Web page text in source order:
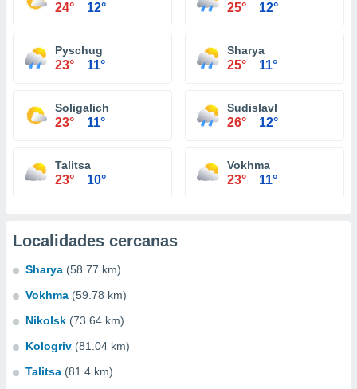
24° 12° 25° 12°
Pyschug
23° 11°
Sharya
25° 11°
Soligalich
23° 11°
Sudislavl
26° 12°
Talitsa
23° 10°
Vokhma
23° 11°
Localidades cercanas
Sharya (58.77 km)
Vokhma (59.78 km)
Nikolsk (73.64 km)
Kologriv (81.04 km)
Talitsa (81.4 km)